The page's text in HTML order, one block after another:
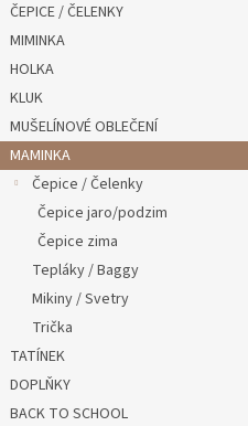
ČEPICE / ČELENKY
MIMINKA
HOLKA
KLUK
MUŠELÍNOVÉ OBLEČENÍ
MAMINKA
Čepice / Čelenky
Čepice jaro/podzim
Čepice zima
Tepláky / Baggy
Mikiny / Svetry
Trička
TATÍNEK
DOPLŇKY
BACK TO SCHOOL